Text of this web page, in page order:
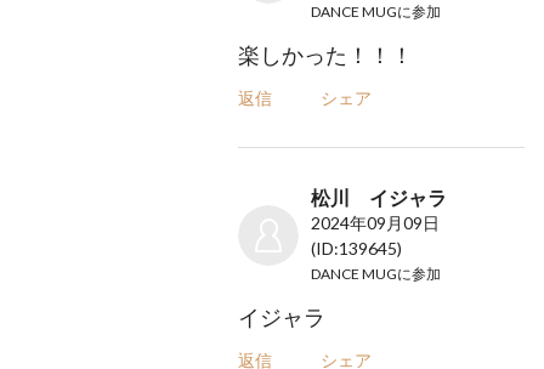
DANCE MUGに参加
楽しかった！！！
返信 シェア
松川 イジャラ
2024年09月09日
(ID:139645)
DANCE MUGに参加
イジャラ
返信 シェア